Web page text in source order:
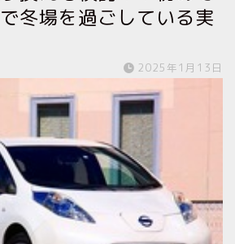
冬場を過ごしている実
2025年1月13日